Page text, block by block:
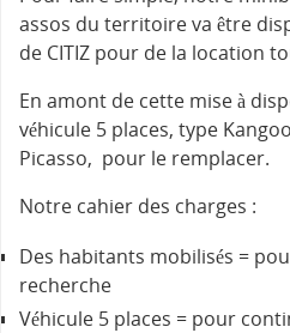
assos du territoire va être
de CITIZ pour de la location
En amont de cette mise à
véhicule 5 places, type
Picasso, pour le remplacer.
Notre cahier des charges :
Des habitants mobilisés =
recherche
Véhicule 5 places = pour